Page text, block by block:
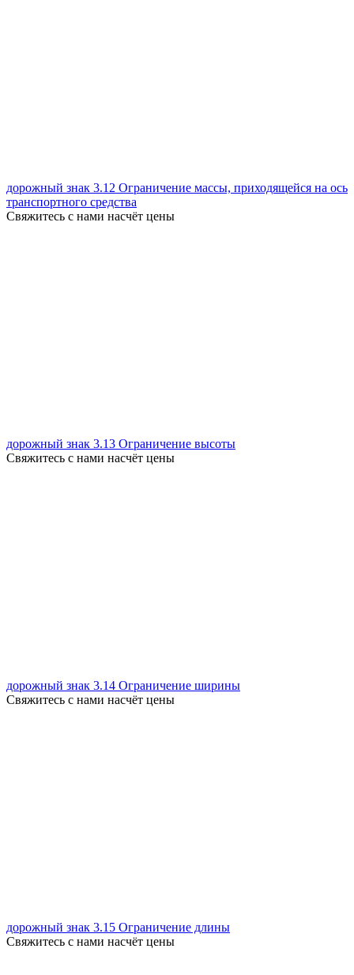
дорожный знак 3.12 Ограничение массы, приходящейся на ось
транспортного средства
Свяжитесь с нами насчёт цены
дорожный знак 3.13 Ограничение высоты
Свяжитесь с нами насчёт цены
дорожный знак 3.14 Ограничение ширины
Свяжитесь с нами насчёт цены
дорожный знак 3.15 Ограничение длины
Свяжитесь с нами насчёт цены